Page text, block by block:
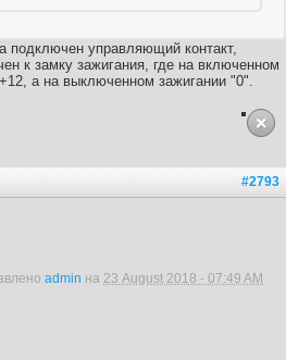
подключен управляющий контакт,
к замку зажигания, где на включенном
а на выключенном зажигании "0".
#2793
admin на 23 August 2018 - 07:49 AM